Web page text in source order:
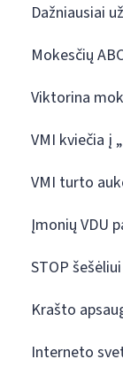
Dažniausiai
Mokesčių
Viktorina
VMI kviečia į
VMI turto
Įmonių VDU
STOP šešėliui
Krašto
Interneto